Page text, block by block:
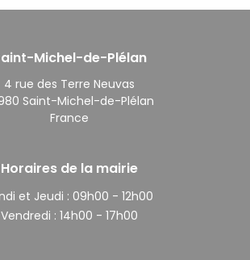
Michel-de-Plélan
4 rue des Terre Neuvas
Saint-Michel-de-Plélan
France
Horaires de la mairie
et Jeudi : 09h00 - 12h00
Vendredi : 14h00 - 17h00